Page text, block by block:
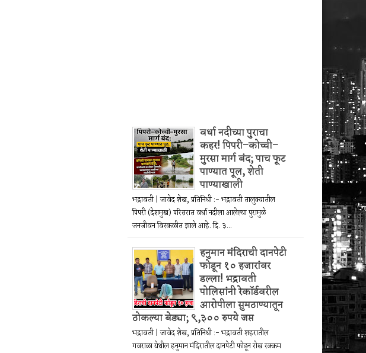
वर्धा नदीच्या पुराचा
कहर! पिपरी–कोच्ची–
मुरसा मार्ग बंद; पाच फूट
पाण्यात पूल, शेती
पाण्याखाली
भद्रावती | जावेद शेख, प्रतिनिधी :- भद्रावती तालुक्यातील
पिपरी (देशमुख) परिसरात वर्धा नदीला आलेल्या पुरामुळे
जनजीवन विस्कळीत झाले आहे. दि. ३...
हनुमान मंदिराची दानपेटी
फोडून १० हजारांवर
डल्ला! भद्रावती
पोलिसांनी रेकॉर्डवरील
आरोपीला सुमठाण्यातून
ठोकल्या बेड्या; ९,३०० रुपये जप्त
भद्रावती | जावेद शेख, प्रतिनिधी :- भद्रावती शहरातील
गवराळा येथील हनुमान मंदिरातील दानपेटी फोडून रोख रक्कम